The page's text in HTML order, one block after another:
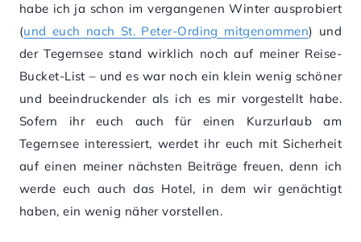
habe ich ja schon im vergangenen Winter ausprobiert
(und euch nach St. Peter-Ording mitgenommen) und
der Tegernsee stand wirklich noch auf meiner Reise-
Bucket-List – und es war noch ein klein wenig schöner
und beeindruckender als ich es mir vorgestellt habe.
Sofern ihr euch auch für einen Kurzurlaub am
Tegernsee interessiert, werdet ihr euch mit Sicherheit
auf einen meiner nächsten Beiträge freuen, denn ich
werde euch auch das Hotel, in dem wir genächtigt
haben, ein wenig näher vorstellen.